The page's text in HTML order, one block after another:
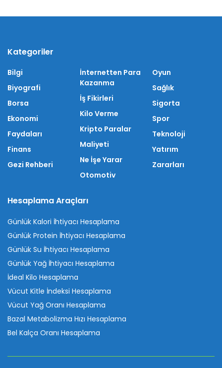
Kategoriler
Bilgi
Biyografi
Borsa
Ekonomi
Faydaları
Finans
Gezi Rehberi
İnternetten Para
Kazanma
İş Fikirleri
Kilo Verme
Kripto Paralar
Maliyeti
Ne İşe Yarar
Otomotiv
Oyun
Sağlık
Sigorta
Spor
Teknoloji
Yatırım
Zararları
Hesaplama Araçları
Günlük Kalori İhtiyacı Hesaplama
Günlük Protein İhtiyacı Hesaplama
Günlük Su İhtiyacı Hesaplama
Günlük Yağ İhtiyacı Hesaplama
İdeal Kilo Hesaplama
Vücut Kitle İndeksi Hesaplama
Vücut Yağ Oranı Hesaplama
Bazal Metabolizma Hızı Hesaplama
Bel Kalça Oranı Hesaplama